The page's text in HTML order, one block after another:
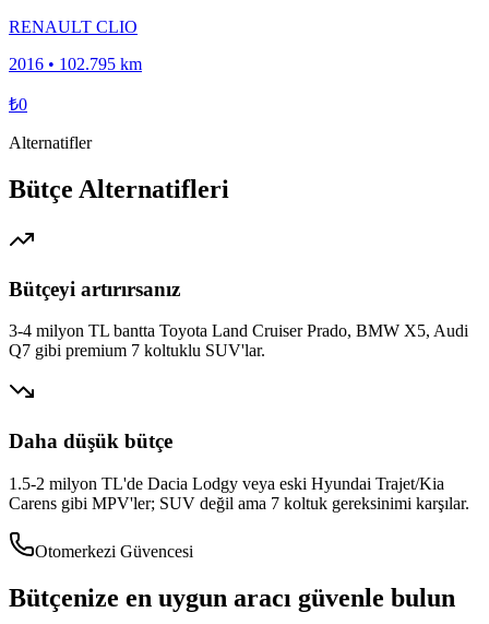
RENAULT CLIO
2016 • 102.795 km
₺0
Alternatifler
Bütçe Alternatifleri
Bütçeyi artırırsanız
3-4 milyon TL bantta Toyota Land Cruiser Prado, BMW X5, Audi
Q7 gibi premium 7 koltuklu SUV'lar.
Daha düşük bütçe
1.5-2 milyon TL'de Dacia Lodgy veya eski Hyundai Trajet/Kia
Carens gibi MPV'ler; SUV değil ama 7 koltuk gereksinimi karşılar.
Otomerkezi Güvencesi
Bütçenize en uygun aracı güvenle bulun